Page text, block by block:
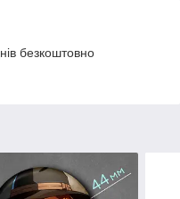
безкоштовно